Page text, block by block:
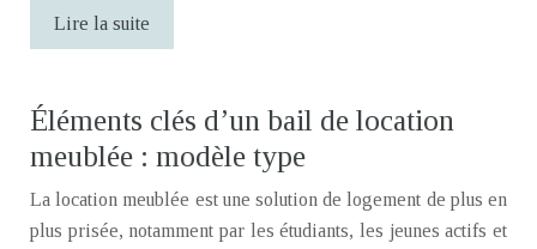
Lire la suite
Éléments clés d’un bail de location
meublée : modèle type
La location meublée est une solution de logement de plus en
plus prisée, notamment par les étudiants, les jeunes actifs et